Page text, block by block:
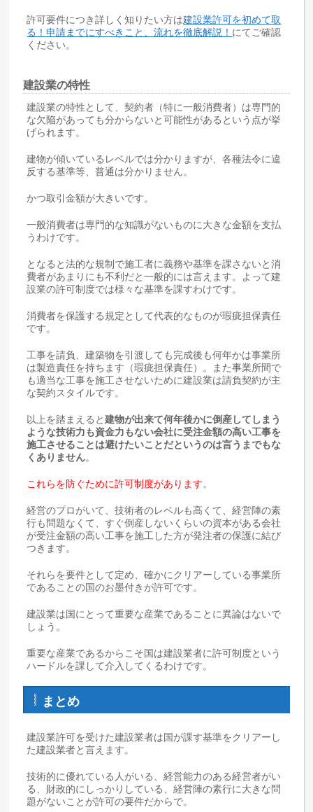
許可要件につき詳しく知りたい方は建設業許可を初めて取
る！申請までにすべきこと、流れを徹底解説！ にてご確認
ください。
建設業の特性
建設業の特性として、契約者（特に一般消費者）は専門的
な欠陥があっても分からないと可能性があるという点が挙
げられます。
建物が傾いているレベルでは分かりますが、各種法令に違
反する基準等、普通は分かりません。
かつ取引金額が大きいです。
一般消費者は専門的な知識がないものに大きな金額を支払
うわけです。
となると法的な規制で施工者に義務や基準を課さないと消
費者があまりにも不利だと一般的には言えます。よって建
設業の許可制度では様々な基準を課すわけです。
消費者を保護する規定として代表的なものが瑕疵担保責任
です。
工事を請負、建築物を引渡しても完成後も何年かは事業所
は製造責任を持ちます（瑕疵担保責任）。また事業所間で
も適当な工事を施工させないために建設業は請負契約が主
な契約スタイルです。
以上を踏まえると建物が出来て何年後かに倒産してしまう
ような技術力も資金力もない会社に受注金額の高い工事を
施工させることは避けたいことだというのは言うまでもな
くありません。
これらを防ぐために許可制度があります。
経営のプロがいて、技術者のレベルも高くて、経営陣の素
行も問題なくて、すぐ倒産しないくらいの資本がある会社
が受注金額の高い工事を施工した方が発注者の保護に結び
つきます。
それらを要件として定め、確かにクリアーしている事業所
であることの国のお墨付きが許可です。
建設業は国にとって重要な産業であることに異論はないで
しょう。
重要な産業であるからこそ国は建設業者に許可制度という
ハードルを課して介入してくるわけです。
まとめ
建設業許可を受けた建設業者は国が課す基準をクリアーし
た建設業者と言えます。
技術的に優れている人がいる、経営能力のある経営者がい
る、財政的にしっかりしている、経営陣の素行に大きな問
題がないことが許可の要件だからで。